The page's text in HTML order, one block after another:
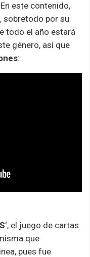
En este contenido,
sobretodo por su
todo el año estará
género, así que
:
‘, el juego de cartas
que
pues fue